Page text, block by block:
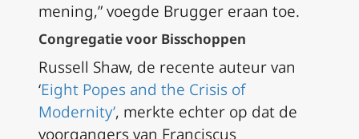
mening,” voegde Brugger eraan toe.
Congregatie voor Bisschoppen
Russell Shaw, de recente auteur van
‘Eight Popes and the Crisis of
Modernity’, merkte echter op dat de
voorgangers van Franciscus